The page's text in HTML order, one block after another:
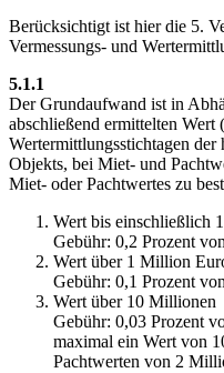
Berücksichtigt ist hier die 5.
Vermessungs- und
5.1.1
Der Grundaufwand ist in
abschließend ermittelten Wert
Wertermittlungsstichtagen der
Objekts, bei Miet- und
Miet- oder Pachtwertes zu
Wert bis einschließlich
Gebühr: 0,2 Prozent
Wert über 1 Million
Gebühr: 0,1 Prozent
Wert über 10 Millionen
Gebühr: 0,03 Prozent
maximal ein Wert von
Pachtwerten von 2